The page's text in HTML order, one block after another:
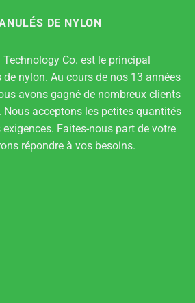
DE NYLON
Co. est le principal
nylon. Au cours de nos 13 années
avons gagné de nombreux clients
Nous acceptons les petites quantités
Faites-nous part de votre
répondre à vos besoins.